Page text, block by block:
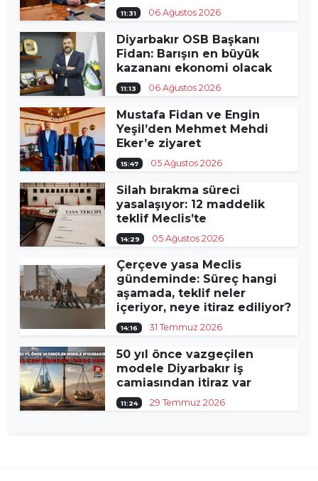
11:31 06 Ağustos 2026
Diyarbakır OSB Başkanı
Fidan: Barışın en büyük
kazananı ekonomi olacak
11:13 06 Ağustos 2026
Mustafa Fidan ve Engin
Yeşil’den Mehmet Mehdi
Eker’e ziyaret
15:47 05 Ağustos 2026
Silah bırakma süreci
yasalaşıyor: 12 maddelik
teklif Meclis’te
14:29 05 Ağustos 2026
Çerçeve yasa Meclis
gündeminde: Süreç hangi
aşamada, teklif neler
içeriyor, neye itiraz ediliyor?
14:16 31 Temmuz 2026
50 yıl önce vazgeçilen
modele Diyarbakır iş
camiasından itiraz var
11:24 29 Temmuz 2026